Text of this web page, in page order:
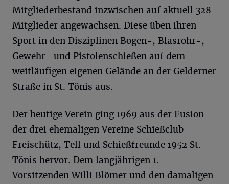
Mitgliederbestand inzwischen auf aktuell 328
Mitglieder angewachsen. Diese üben ihren
Sport in den Disziplinen Bogen-, Blasrohr-,
Gewehr- und Pistolenschießen auf dem
weitläufigen eigenen Gelände an der Gelderner
Straße in St. Tönis aus.
Der heutige Verein ging 1969 aus der Fusion
der drei ehemaligen Vereine Schießclub
Freischütz, Tell und Schießfreunde 1952 St.
Tönis hervor. Dem langjährigen 1.
Vorsitzenden Willi Blömer und den damaligen